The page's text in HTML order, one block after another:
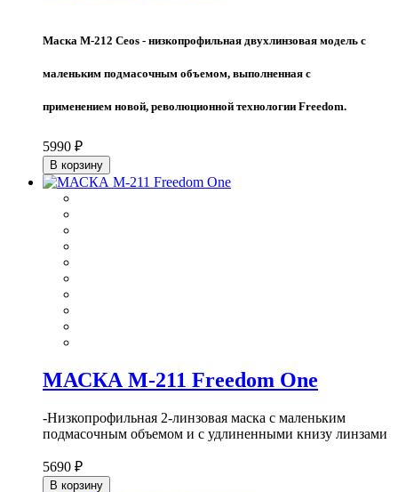
Маска M-212 Ceos - низкопрофильная двухлинзовая модель с
маленьким подмасочным объемом, выполненная с
применением новой, революционной технологии Freedom.
5990 ₽
В корзину
МАСКА М-211 Freedom One
-Низкопрофильная 2-линзовая маска с маленьким
подмасочным объемом и с удлиненными книзу линзами
5690 ₽
В корзину